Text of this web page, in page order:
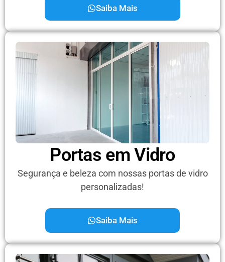
Saiba Mais
Portas em Vidro
Segurança e beleza com nossas portas de vidro
personalizadas!
Saiba Mais